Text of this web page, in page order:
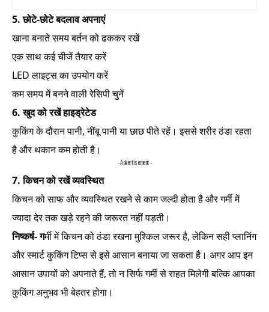
5. छोटे-छोटे बदलाव अपनाएं
खाना बनाते समय बर्तन को ढककर रखें
एक साथ कई चीजें तैयार करें
LED लाइट्स का उपयोग करें
कम समय में बनने वाली रेसिपी चुनें
6. खुद को रखें हाइड्रेटेड
कुकिंग के दौरान पानी, नींबू पानी या छाछ पीते रहें। इससे शरीर ठंडा रहता
है और थकान कम होती है।
- Advertisement -
7. किचन को रखें व्यवस्थित
किचन को साफ और व्यवस्थित रखने से काम जल्दी होता है और गर्मी में
ज्यादा देर तक खड़े रहने की जरूरत नहीं पड़ती।
निष्कर्ष- गर्मी में किचन को ठंडा रखना मुश्किल जरूर है, लेकिन सही प्लानिंग
और स्मार्ट कुकिंग टिप्स से इसे आसान बनाया जा सकता है। अगर आप इन
आसान उपायों को अपनाते हैं, तो न सिर्फ गर्मी से राहत मिलेगी बल्कि आपका
कुकिंग अनुभव भी बेहतर होगा।